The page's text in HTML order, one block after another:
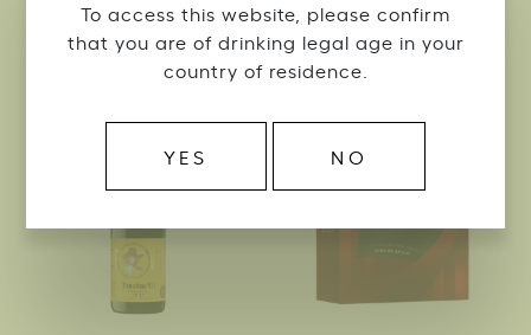
To access this website, please confirm
that you are of drinking legal age in your
country of residence.
YES NO